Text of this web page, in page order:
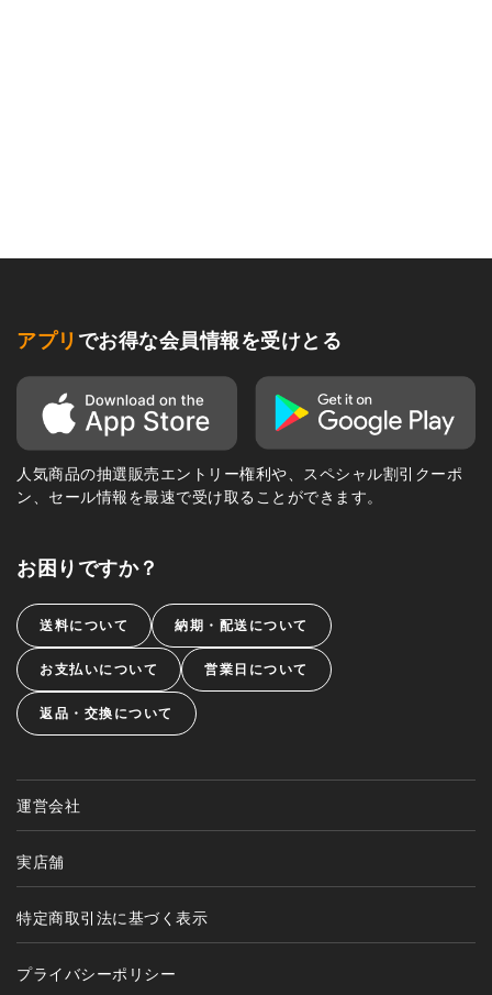
アプリ でお得な会員情報を受けとる
人気商品の抽選販売エントリー権利や、スペシャル割引クーポ
ン、セール情報を最速で受け取ることができます。
お困りですか？
送料について 納期・配送について
お支払いについて 営業日について
返品・交換について
運営会社
実店舗
特定商取引法に基づく表示
プライバシーポリシー